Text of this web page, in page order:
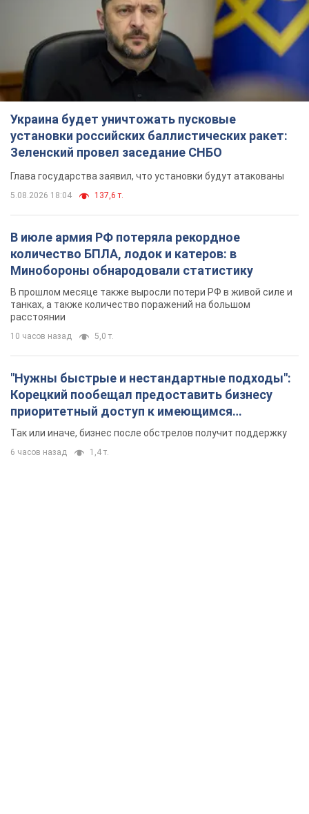
Украина будет уничтожать пусковые
установки российских баллистических ракет:
Зеленский провел заседание СНБО
Глава государства заявил, что установки будут атакованы
5.08.2026 18:04 137,6 т.
В июле армия РФ потеряла рекордное
количество БПЛА, лодок и катеров: в
Минобороны обнародовали статистику
В прошлом месяце также выросли потери РФ в живой силе и
танках, а также количество поражений на большом
расстоянии
10 часов назад 5,0 т.
"Нужны быстрые и нестандартные подходы":
Корецкий пообещал предоставить бизнесу
приоритетный доступ к имеющимся
складским помещениям
Так или иначе, бизнес после обстрелов получит поддержку
6 часов назад 1,4 т.